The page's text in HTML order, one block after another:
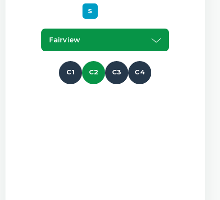
S
Fairview
C1 C2 C3 C4